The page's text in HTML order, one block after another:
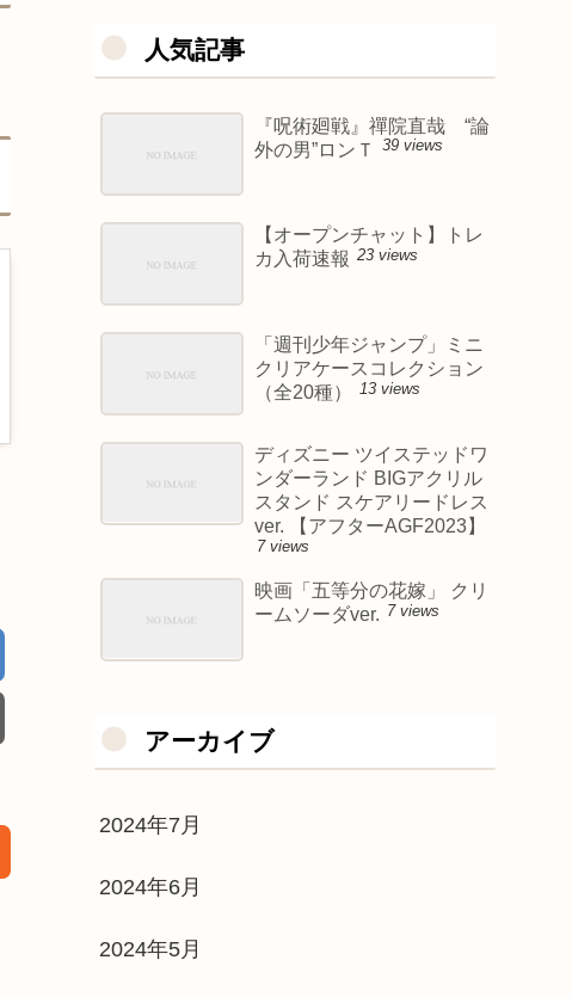
人気記事
『呪術廻戦』禪院直哉 “論
外の男”ロンＴ
39 views
【オープンチャット】トレ
カ入荷速報 23 views
「週刊少年ジャンプ」ミニ
クリアケースコレクション
（全20種）
13 views
ディズニー ツイステッドワ
ンダーランド BIGアクリル
スタンド スケアリードレス
ver. 【アフターAGF2023】
7 views
映画「五等分の花嫁」 クリ
ームソーダver. 7 views
アーカイブ
2024年7月
2024年6月
2024年5月